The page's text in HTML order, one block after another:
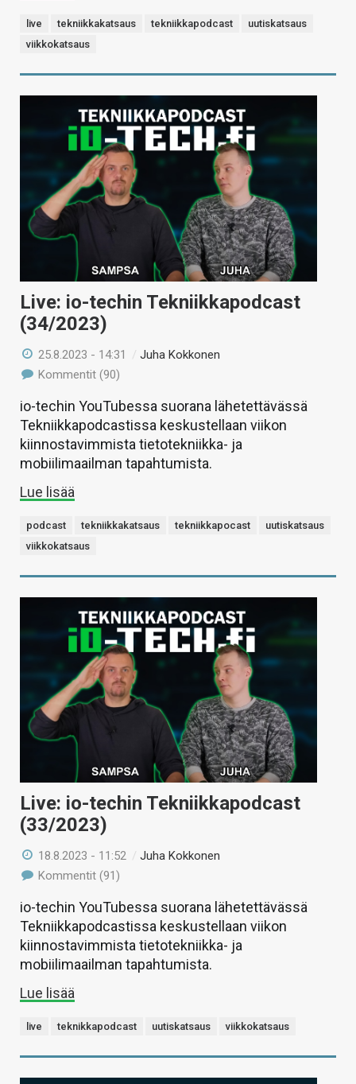
live tekniikkakatsaus tekniikkapodcast
uutiskatsaus
viikkokatsaus
Live: io-techin Tekniikkapodcast
(34/2023)
25.8.2023 - 14:31 /Juha Kokkonen
Kommentit (90)
io-techin YouTubessa suorana lähetettävässä
Tekniikkapodcastissa keskustellaan viikon
kiinnostavimmista tietotekniikka- ja
mobiilimaailman tapahtumista.
Lue lisää
podcast tekniikkakatsaus tekniikkapocast
uutiskatsaus
viikkokatsaus
Live: io-techin Tekniikkapodcast
(33/2023)
18.8.2023 - 11:52 /Juha Kokkonen
Kommentit (91)
io-techin YouTubessa suorana lähetettävässä
Tekniikkapodcastissa keskustellaan viikon
kiinnostavimmista tietotekniikka- ja
mobiilimaailman tapahtumista.
Lue lisää
live teknikkapodcast uutiskatsaus viikkokatsaus